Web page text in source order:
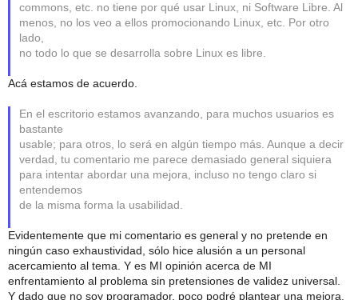
commons, etc. no tiene por qué usar Linux, ni Software Libre. Al
menos, no los veo a ellos promocionando Linux, etc. Por otro
lado,
no todo lo que se desarrolla sobre Linux es libre.
Acá estamos de acuerdo.
En el escritorio estamos avanzando, para muchos usuarios es
bastante
usable; para otros, lo será en algún tiempo más. Aunque a decir
verdad, tu comentario me parece demasiado general siquiera
para intentar abordar una mejora, incluso no tengo claro si
entendemos
de la misma forma la usabilidad.
Evidentemente que mi comentario es general y no pretende en
ningún caso exhaustividad, sólo hice alusión a un personal
acercamiento al tema. Y es MI opinión acerca de MI
enfrentamiento al problema sin pretensiones de validez universal.
Y dado que no soy programador, poco podré plantear una mejora.